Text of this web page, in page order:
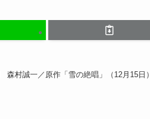
村誠一／原作「雪の絶唱」（12月15日）